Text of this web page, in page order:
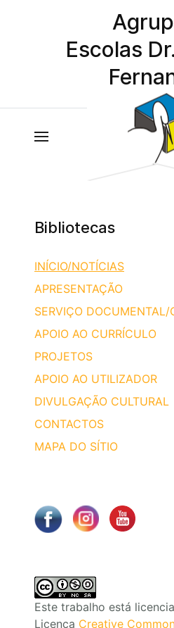
Escolas
Bibliotecas
INÍCIO/NOTÍCIAS
APRESENTAÇÃO
SERVIÇO DOCUMENTAL/
APOIO AO CURRÍCULO
PROJETOS
APOIO AO UTILIZADOR
DIVULGAÇÃO CULTURAL
CONTACTOS
MAPA DO SÍTIO
Este trabalho está
Licença Creative